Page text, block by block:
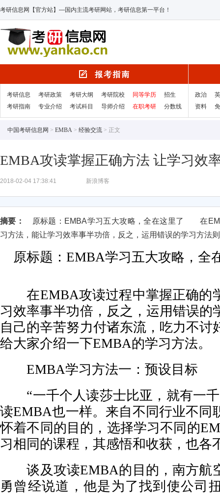
考研信息网【官方站】—国内主流考研网站，考研信息第一平台！
考研信息 考研政策 考研大纲 考研院校 同等学历
招生
考研指南
专业介绍 考试科目 导师介绍 在职考研 分数线
政治
资料
中国考研信息网 > EMBA > 经验交流 > 正文
EMBA攻读掌握正确方法 让学习效
2018-02-04 17:38:41 新浪博客
摘要：
原标题：EMBA学习五大攻略，全在这里了 在
习方法，能让学习效率事半功倍，反之，运用错误的学习方法
原标题：EMBA学习五大攻略，全
在EMBA攻读过程中掌握正确的
习效率事半功倍，反之，运用错误的
自己的辛苦努力付诸东流，吃力不讨
给大家介绍一下EMBA的学习方法。
EMBA学习方法一：预设目标
“一千个人读莎士比亚，就有一千
读EMBA也一样。来自不同行业不同
怀着不同的目的，选择学习不同的
习相同的课程，其感悟和收获，也各
谈及攻读EMBA的目的，南方航
勇曾经说道，他是为了找到使公司